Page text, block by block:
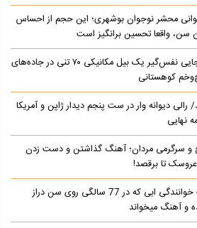
محشر نوجوان بوشهری؛ این حجم از احساس
سن، واقعا تحسین‌ برانگیز است
جابه‌جایی نفس‌گیر یک بیل مکانیکی ۷۰ تنی در جاده‌های
کوهستانی
ببینید/ رالی دیوانه وار در ست پنجم دیدار ژاپن و آمریکا
نهایی
و سرگرمی مردان؛ آهنگ گذاشتن و دست زدن
تا برقصد!
کلیپ خوانندگی ابی که در 77 سالگی روی سن دراز
و آهنگ میخواند